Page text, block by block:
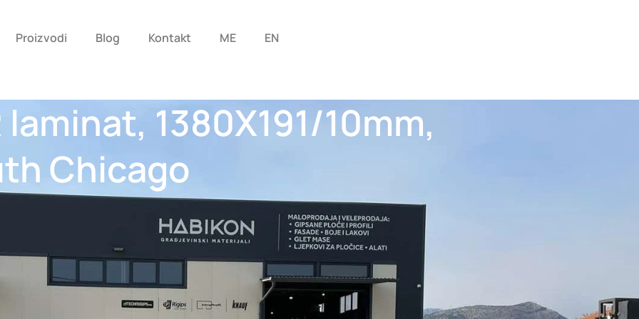
Proizvodi Blog Kontakt ME EN
laminat, 1380X191/10mm,
Chicago